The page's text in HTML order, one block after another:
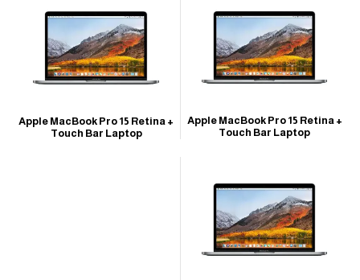
Apple MacBook Pro 15 Retina +
Touch Bar Laptop
Apple MacBook Pro 15 Retina +
Touch Bar Laptop